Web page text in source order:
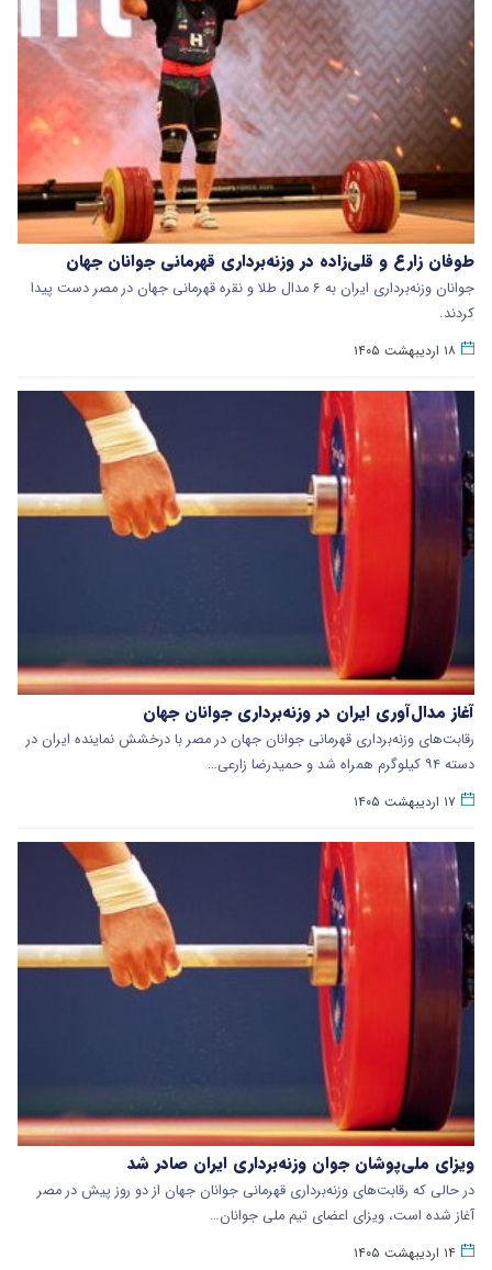
طوفان زارع و قلی‌زاده در وزنه‌برداری قهرمانی جوانان جهان
جوانان وزنه‌برداری ایران به ۶ مدال طلا و نقره قهرمانی جهان در مصر دست پیدا
کردند.
۱۸ اردیبهشت ۱۴۰۵
آغاز مدال‌آوری ایران در وزنه‌برداری جوانان جهان
رقابت‌های وزنه‌برداری قهرمانی جوانان جهان در مصر با درخشش نماینده ایران در
دسته ۹۴ کیلوگرم همراه شد و حمیدرضا زارعی…
۱۷ اردیبهشت ۱۴۰۵
ویزای ملی‌پوشان جوان وزنه‌برداری ایران صادر شد
در حالی که رقابت‌های وزنه‌برداری قهرمانی جوانان جهان از دو روز پیش در مصر
آغاز شده است، ویزای اعضای تیم ملی جوانان…
۱۴ اردیبهشت ۱۴۰۵